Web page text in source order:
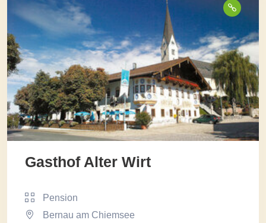
Gasthof Alter Wirt
Pension
Bernau am Chiemsee